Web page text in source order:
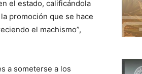
el estado, calificándola
promoción que se hace
el machismo”,
a someterse a los